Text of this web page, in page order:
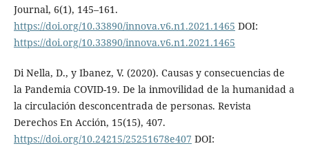
Journal, 6(1), 145–161.
https://doi.org/10.33890/innova.v6.n1.2021.1465 DOI:
https://doi.org/10.33890/innova.v6.n1.2021.1465
Di Nella, D., y Ibanez, V. (2020). Causas y consecuencias de
la Pandemia COVID-19. De la inmovilidad de la humanidad a
la circulación desconcentrada de personas. Revista
Derechos En Acción, 15(15), 407.
https://doi.org/10.24215/25251678e407 DOI: